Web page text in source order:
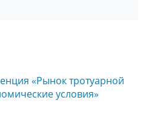
«Рынок тротуарной
условия»